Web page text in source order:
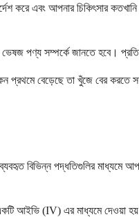
করে এবং আপনার চিকিৎসার
ভেষজ পণ্য সম্পর্কে জানতে হবে।
বেড়েছে তা খুঁজে বের করতে
বিভিন্ন পদ্ধতিগুলির মাধ্যমে
আইভি (IV) এর মাধ্যমে দেওয়া